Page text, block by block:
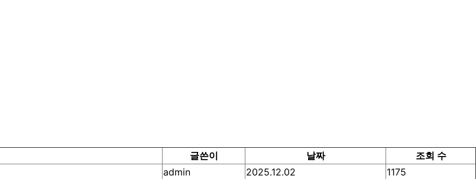
글쓴이 날짜
조회 수
admin 2025.12.02
1175